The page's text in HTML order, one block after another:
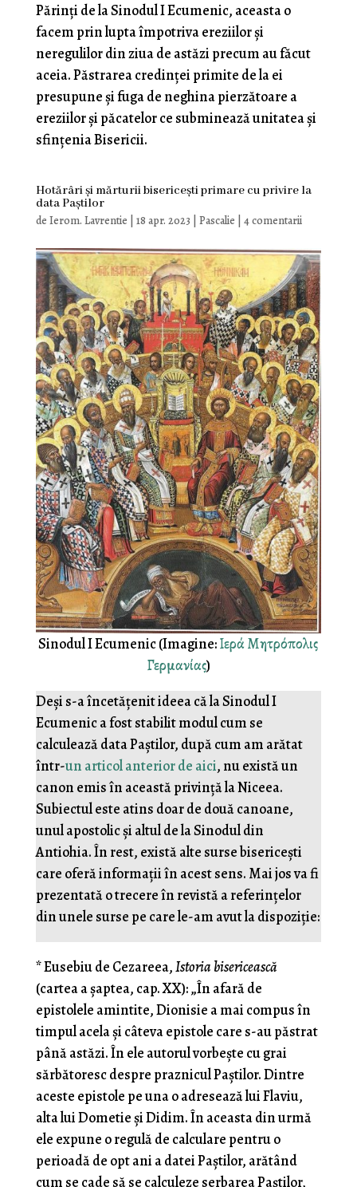
Părinți de la Sinodul I Ecumenic, aceasta o
facem prin lupta împotriva ereziilor și
neregulilor din ziua de astăzi precum au făcut
aceia. Păstrarea credinței primite de la ei
presupune și fuga de neghina pierzătoare a
ereziilor și păcatelor ce subminează unitatea și
sfințenia Bisericii.
Hotărâri și mărturii bisericești primare cu privire la
data Paștilor
de Ierom. Lavrentie 18 apr. 2023 Pascalie 4 comentarii
Sinodul I Ecumenic (Imagine:Ιερά Μητρόπολις
Γερμανίας)
Deși s-a încetățenit ideea că la Sinodul I
Ecumenic a fost stabilit modul cum se
calculează data Paștilor, după cum am arătat
într-un articol anterior de aici, nu există un
canon emis în această privință la Niceea.
Subiectul este atins doar de două canoane,
unul apostolic și altul de la Sinodul din
Antiohia. În rest, există alte surse bisericești
care oferă informații în acest sens. Mai jos va fi
prezentată o trecere în revistă a referințelor
din unele surse pe care le-am avut la dispoziție:
*Eusebiu de Cezareea,Istoria bisericească
(cartea a șaptea, cap. XX): „În afară de
epistolele amintite, Dionisie a mai compus în
timpul acela și câteva epistole care s-au păstrat
până astăzi. În ele autorul vorbește cu grai
sărbătoresc despre praznicul Paștilor. Dintre
aceste epistole pe una o adresează lui Flaviu,
alta lui Dometie și Didim. În aceasta din urmă
ele expune o regulă de calculare pentru o
perioadă de opt ani a datei Paștilor, arătând
cum se cade să se calculeze serbarea Paștilor,